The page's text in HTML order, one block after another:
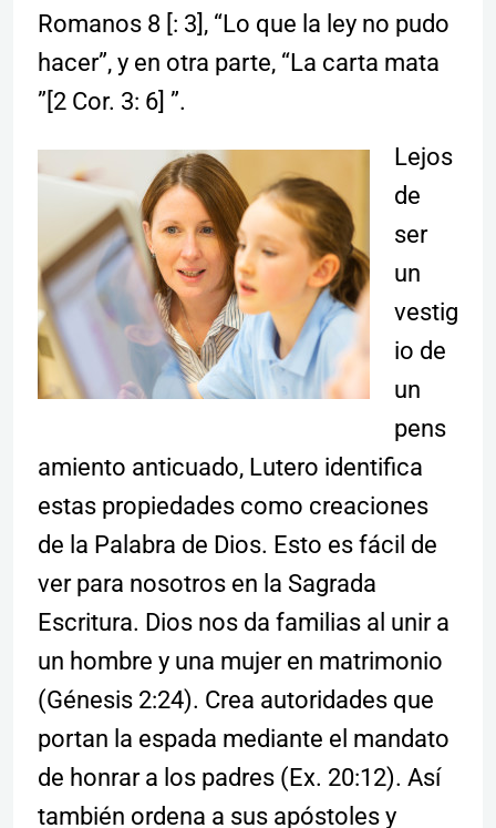
Romanos 8 [: 3], “Lo que la ley no pudo
hacer”, y en otra parte, “La carta mata
”[2 Cor. 3: 6] ”.
Lejos
de
ser
un
vestig
io de
un
pens
amiento anticuado, Lutero identifica
estas propiedades como creaciones
de la Palabra de Dios. Esto es fácil de
ver para nosotros en la Sagrada
Escritura. Dios nos da familias al unir a
un hombre y una mujer en matrimonio
(Génesis 2:24). Crea autoridades que
portan la espada mediante el mandato
de honrar a los padres (Ex. 20:12). Así
también ordena a sus apóstoles y